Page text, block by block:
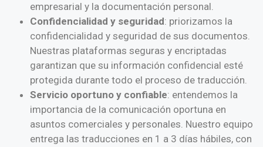
empresarial y la documentación personal.
Confidencialidad y seguridad: priorizamos la
confidencialidad y seguridad de sus documentos.
Nuestras plataformas seguras y encriptadas
garantizan que su información confidencial esté
protegida durante todo el proceso de traducción.
Servicio oportuno y confiable: entendemos la
importancia de la comunicación oportuna en
asuntos comerciales y personales. Nuestro equipo
entrega las traducciones en 1 a 3 días hábiles, con